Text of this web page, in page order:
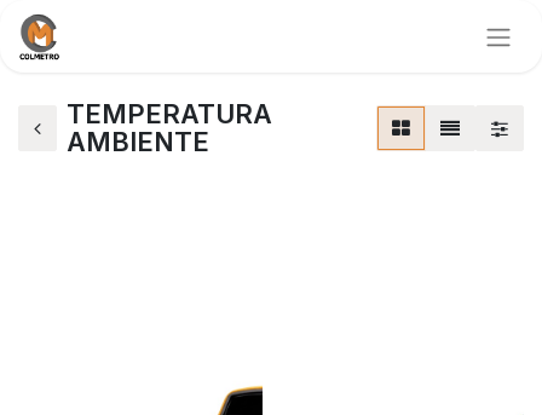
TEMPERATURA
AMBIENTE